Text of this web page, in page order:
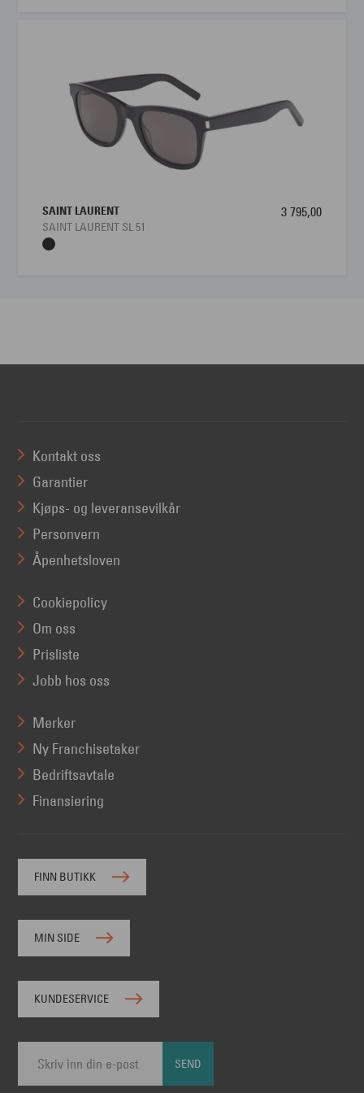
SAINT LAURENT
SAINT LAURENT SL 51
3 795,00
Kontakt oss
Garantier
Kjøps- og leveransevilkår
Personvern
Åpenhetsloven
Cookiepolicy
Om oss
Prisliste
Jobb hos oss
Merker
Ny Franchisetaker
Bedriftsavtale
Finansiering
FINN BUTIKK
MIN SIDE
KUNDESERVICE
SEND